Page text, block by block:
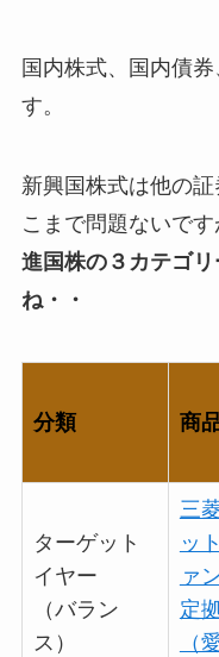
国内株式、国内債
す。
新興国株式は他の
こまで問題ないです
進国株の３カテゴ
ね・・
分類 商
ターゲット
イヤー
（バラン
ス）
三
ッ
ァ
定
（